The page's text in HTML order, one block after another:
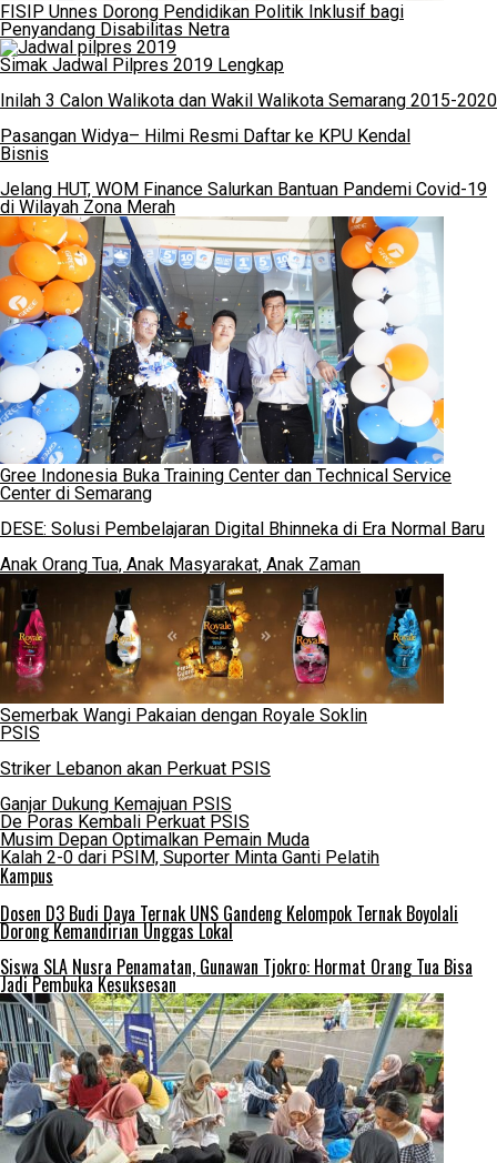
FISIP Unnes Dorong Pendidikan Politik Inklusif bagi
Penyandang Disabilitas Netra
Simak Jadwal Pilpres 2019 Lengkap
Inilah 3 Calon Walikota dan Wakil Walikota Semarang 2015-2020
Pasangan Widya– Hilmi Resmi Daftar ke KPU Kendal
Bisnis
Jelang HUT, WOM Finance Salurkan Bantuan Pandemi Covid-19
di Wilayah Zona Merah
Gree Indonesia Buka Training Center dan Technical Service
Center di Semarang
DESE: Solusi Pembelajaran Digital Bhinneka di Era Normal Baru
Anak Orang Tua, Anak Masyarakat, Anak Zaman
Semerbak Wangi Pakaian dengan Royale Soklin
PSIS
Striker Lebanon akan Perkuat PSIS
Ganjar Dukung Kemajuan PSIS
De Poras Kembali Perkuat PSIS
Musim Depan Optimalkan Pemain Muda
Kalah 2-0 dari PSIM, Suporter Minta Ganti Pelatih
Kampus
Dosen D3 Budi Daya Ternak UNS Gandeng Kelompok Ternak Boyolali
Dorong Kemandirian Unggas Lokal
Siswa SLA Nusra Penamatan, Gunawan Tjokro: Hormat Orang Tua Bisa
Jadi Pembuka Kesuksesan